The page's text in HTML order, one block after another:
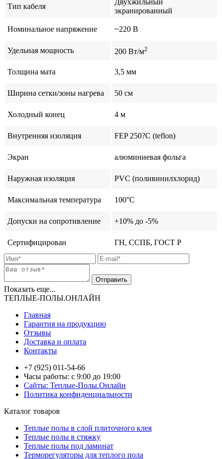
Тип кабеля
экранированный
Номинальное напряжение ~220 В
Удельная мощность 200 Вт/м2
Толщина мата 3,5 мм
Ширина сетки/зоны нагрева 50 см
Холодный конец 4 м
Внутренняя изоляция FEP 250?С (teflon)
Экран алюминиевая фольга
Наружная изоляция PVС (поливинилхлорид)
Максимальная температура 100°C
Допуски на сопротивление +10% до -5%
Сертифицирован ГН, ССПБ, ГОСТ Р
Показать еще...
ТЕПЛЫЕ-ПОЛЫ.ОНЛАЙН
Главная
Гарантия на продукцию
Отзывы
Доставка и оплата
Контакты
+7 (925) 011-54-66
Часы работы: с 9:00 до 19:00
Сайты: Теплые-Полы.Онлайн
Политика конфиденциальности
Каталог товаров
Теплые полы в слой плиточного клея
Теплые полы в стяжку
Теплые полы под ламинат
Терморегуляторы для теплого пола